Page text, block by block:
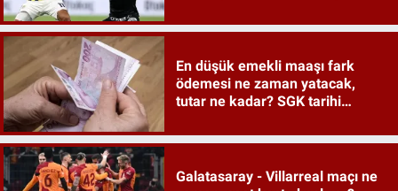
En düşük emekli maaşı fark
ödemesi ne zaman yatacak,
tutar ne kadar? SGK tarihi
Galatasaray - Villarreal maçı ne